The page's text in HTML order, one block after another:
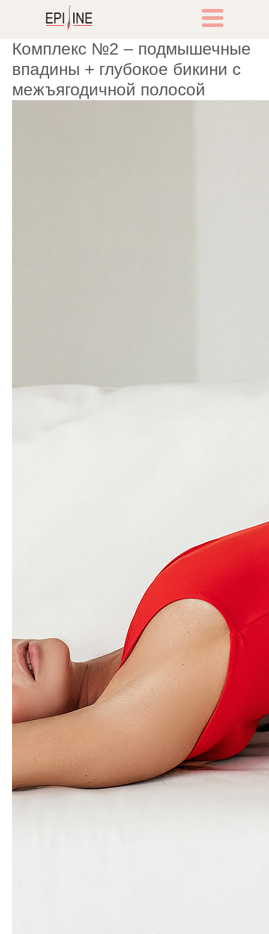
Комплекс №2 – подмышечные
впадины + глубокое бикини с
межъягодичной полосой